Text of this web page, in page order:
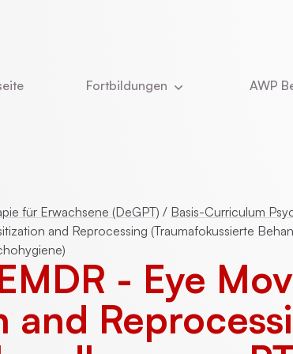
Fortbildungen
Kinder- und Jugendlichenpsychotherapie
Online-Vorträge
CBASP
AWP
Was
Das
Vita
für Erwachsene (DeGPT) / Basis-Curriculum
and Reprocessing (Traumafokussierte
- Eye
and